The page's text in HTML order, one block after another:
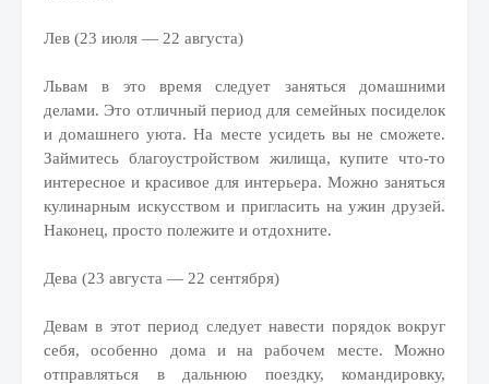
Лев (23 июля — 22 августа)
Львам в это время следует заняться домашними
делами. Это отличный период для семейных посиделок
и домашнего уюта. На месте усидеть вы не сможете.
Займитесь благоустройством жилища, купите что-то
интересное и красивое для интерьера. Можно заняться
кулинарным искусством и пригласить на ужин друзей.
Наконец, просто полежите и отдохните.
Дева (23 августа — 22 сентября)
Девам в этот период следует навести порядок вокруг
себя, особенно дома и на рабочем месте. Можно
отправляться в дальнюю поездку, командировку,